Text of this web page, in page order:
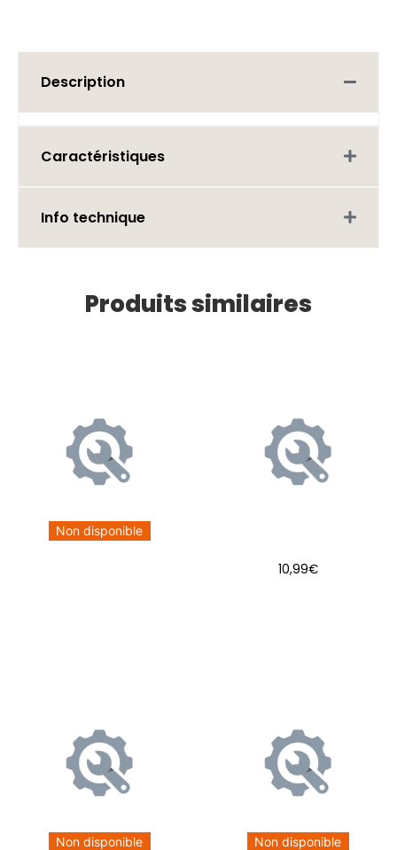
Description
Caractéristiques
Info technique
Produits similaires
Non disponible
10,99€
Non disponible Non disponible